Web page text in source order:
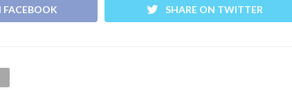
FACEBOOK SHARE ON TWITTER